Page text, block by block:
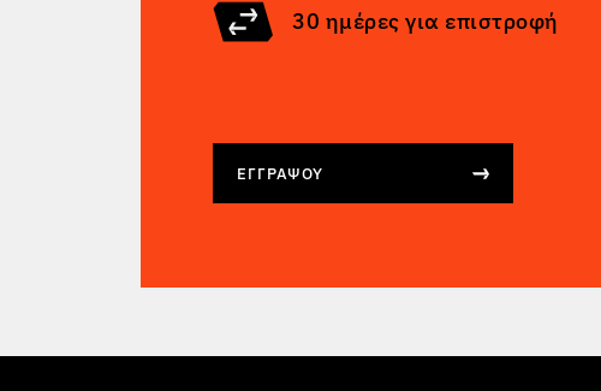
30 ημέρες για επιστροφή
ΕΓΓΡΆΨΟΥ